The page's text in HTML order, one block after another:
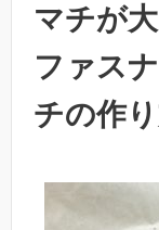
マチが
ファス
チの作